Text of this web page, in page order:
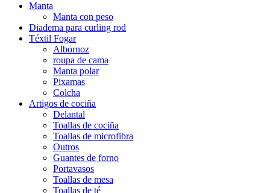
Manta
Manta con peso
Diadema para curling rod
Téxtil Fogar
Albornoz
roupa de cama
Manta polar
Pixamas
Colcha
Artigos de cociña
Delantal
Toallas de cociña
Toallas de microfibra
Outros
Guantes de forno
Portavasos
Toallas de mesa
Toallas de té